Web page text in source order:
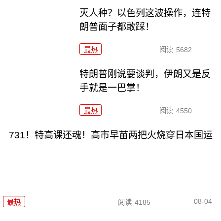
灭人种？以色列这波操作，连特
朗普面子都敢踩！
最热 阅读 5682
特朗普刚说要谈判，伊朗又是反
手就是一巴掌！
最热 阅读 4550
731！特高课还魂！高市早苗两把火烧穿日本国运
最热 阅读 4185 08-04